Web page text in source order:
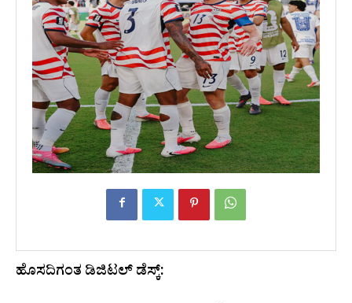
ಹೊಸದಿಗಂತ ಡಿಜಿಟಲ್ ಡೆಸ್ಕ್: